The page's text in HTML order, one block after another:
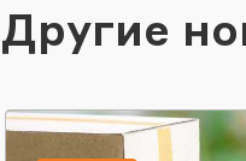
Другие